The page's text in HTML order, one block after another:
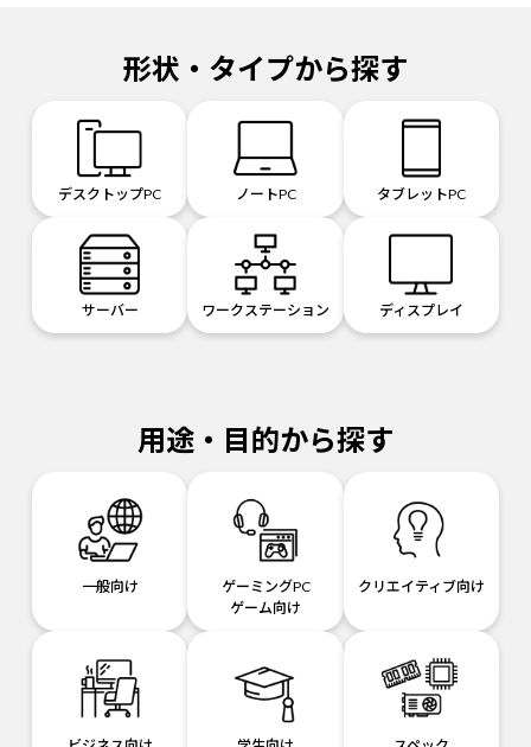
形状・タイプから探す
デスクトップPC ノートPC タブレットPC
サーバー ワークステーション ディスプレイ
用途・目的から探す
一般向け
ゲーミングPC
ゲーム向け
クリエイティブ向け